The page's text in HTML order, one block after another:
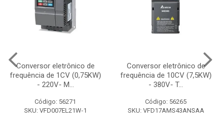
Conversor eletrônico de
frequência de 1CV (0,75KW)
- 220V- M...
Código: 56271
SKU: VFD007EL21W-1
Conversor eletrônico de
frequência de 10CV (7,5KW)
- 380V- T...
Código: 56265
SKU: VFD17AMS43ANSAA